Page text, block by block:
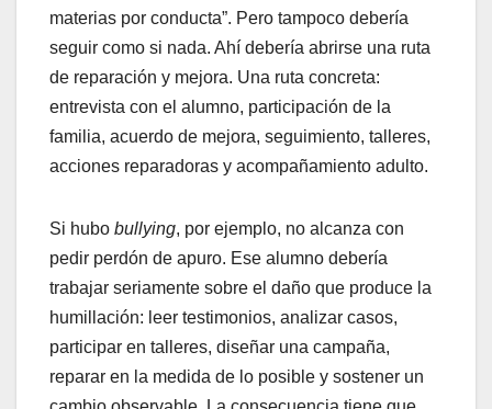
materias por conducta”. Pero tampoco debería
seguir como si nada. Ahí debería abrirse una ruta
de reparación y mejora. Una ruta concreta:
entrevista con el alumno, participación de la
familia, acuerdo de mejora, seguimiento, talleres,
acciones reparadoras y acompañamiento adulto.
Si hubo bullying, por ejemplo, no alcanza con
pedir perdón de apuro. Ese alumno debería
trabajar seriamente sobre el daño que produce la
humillación: leer testimonios, analizar casos,
participar en talleres, diseñar una campaña,
reparar en la medida de lo posible y sostener un